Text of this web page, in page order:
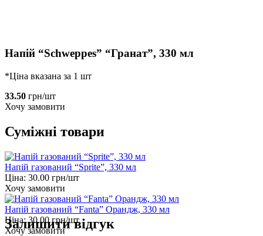
Напій “Schweppes” “Гранат”, 330 мл
*Ціна вказана за 1 шт
33.50 грн/шт
Хочу замовити
Суміжні товари
Напій газований “Sprite”, 330 мл
Ціна: 30.00 грн/шт
Хочу замовити
Напій газований “Fanta” Орандж, 330 мл
Ціна:30.00 грн/шт
Хочу замовити
Залишити відгук